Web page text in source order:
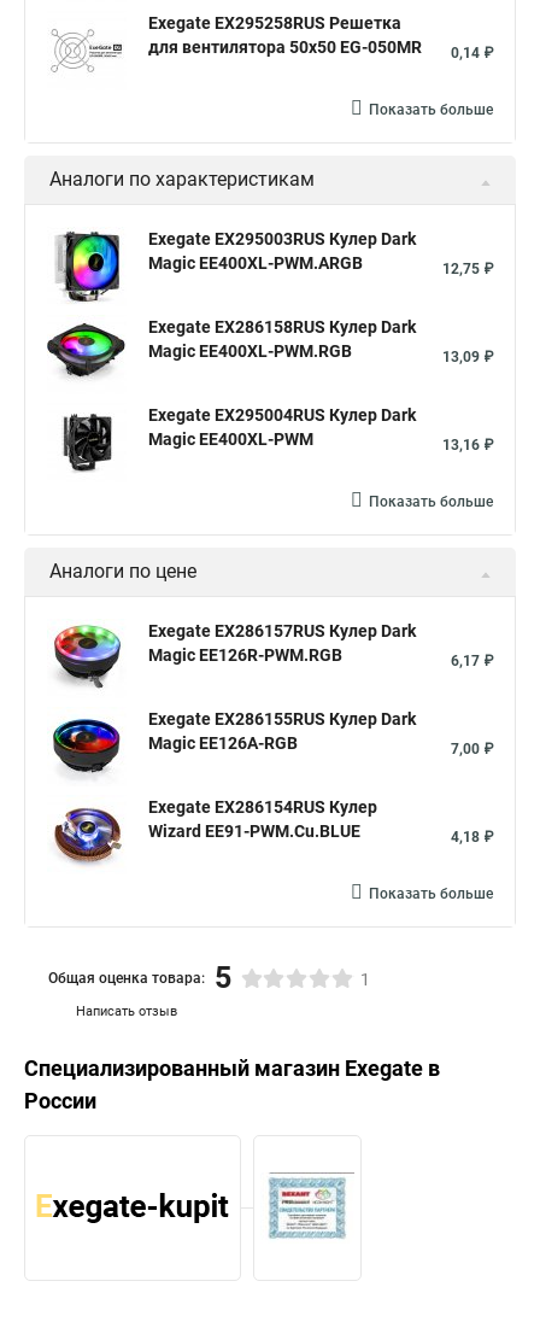
Exegate EX295258RUS Решетка
для вентилятора 50х50 EG-050MR
0,14 ₽
Показать больше
Аналоги по характеристикам
Exegate EX295003RUS Кулер Dark
Magic EE400XL-PWM.ARGB
12,75 ₽
Exegate EX286158RUS Кулер Dark
Magic EE400XL-PWM.RGB
13,09 ₽
Exegate EX295004RUS Кулер Dark
Magic EE400XL-PWM
13,16 ₽
Показать больше
Аналоги по цене
Exegate EX286157RUS Кулер Dark
Magic EE126R-PWM.RGB
6,17 ₽
Exegate EX286155RUS Кулер Dark
Magic EE126A-RGB
7,00 ₽
Exegate EX286154RUS Кулер
Wizard EE91-PWM.Cu.BLUE
4,18 ₽
Показать больше
Написать отзыв
Общая оценка товара: 5 1
Специализированный магазин Exegate в
России